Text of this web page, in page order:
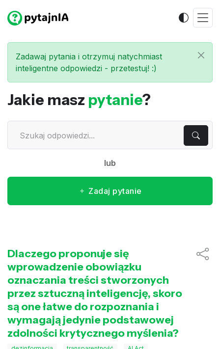
Zadawaj pytania i otrzymuj natychmiast
inteligentne odpowiedzi - przetestuj! :)
Jakie masz pytanie?
lub
Zadaj pytanie
Dlaczego proponuje się
wprowadzenie obowiązku
oznaczania treści stworzonych
przez sztuczną inteligencję, skoro
są one łatwe do rozpoznania i
wymagają jedynie podstawowej
zdolności krytycznego myślenia?